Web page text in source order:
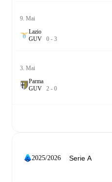
9. Mai
Lazio
GUV 0 - 3
3. Mai
Parma
GUV 2 - 0
2025/2026